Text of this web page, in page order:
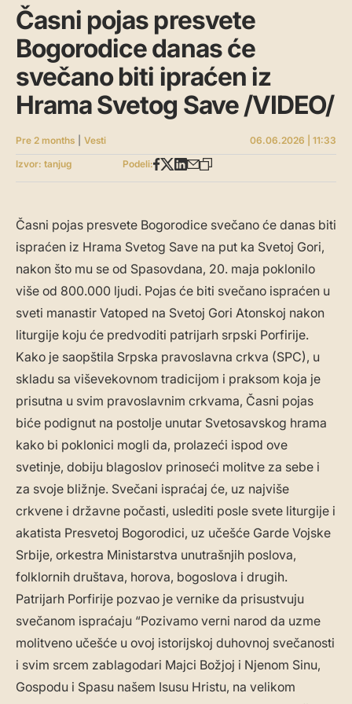
Časni pojas presvete
Bogorodice danas će
svečano biti ipraćen iz
Hrama Svetog Save /VIDEO/
Pre 2 months Vesti
06.06.2026 | 11:33
Izvor: tanjug
Podeli:
Časni pojas presvete Bogorodice svečano će danas biti
ispraćen iz Hrama Svetog Save na put ka Svetoj Gori,
nakon što mu se od Spasovdana, 20. maja poklonilo
više od 800.000 ljudi. Pojas će biti svečano ispraćen u
sveti manastir Vatoped na Svetoj Gori Atonskoj nakon
liturgije koju će predvoditi patrijarh srpski Porfirije.
Kako je saopštila Srpska pravoslavna crkva (SPC), u
skladu sa viševekovnom tradicijom i praksom koja je
prisutna u svim pravoslavnim crkvama, Časni pojas
biće podignut na postolje unutar Svetosavskog hrama
kako bi poklonici mogli da, prolazeći ispod ove
svetinje, dobiju blagoslov prinoseći molitve za sebe i
za svoje bližnje. Svečani ispraćaj će, uz najviše
crkvene i državne počasti, uslediti posle svete liturgije i
akatista Presvetoj Bogorodici, uz učešće Garde Vojske
Srbije, orkestra Ministarstva unutrašnjih poslova,
folklornih društava, horova, bogoslova i drugih.
Patrijarh Porfirije pozvao je vernike da prisustvuju
svečanom ispraćaju “Pozivamo verni narod da uzme
molitveno učešće u ovoj istorijskoj duhovnoj svečanosti
i svim srcem zablagodari Majci Božjoj i Njenom Sinu,
Gospodu i Spasu našem Isusu Hristu, na velikom